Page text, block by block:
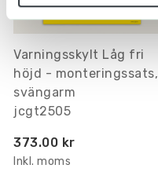
Varningsskylt Låg fri
höjd - monteringssats,
svängarm
jcgt2505
373.00 kr
Inkl. moms